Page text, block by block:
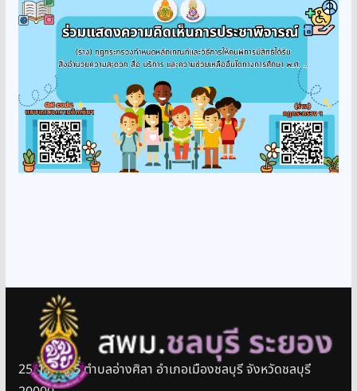
25/11 หมู่ 5 ตำบลอ่างศิลา อำเภอเมืองชลบุรี จังหวัดชลบุรี